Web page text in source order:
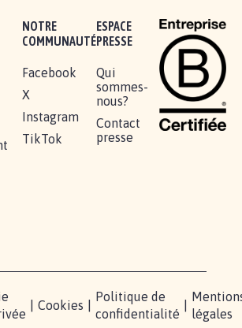
NOTRE
COMMUNAUTÉ
Facebook
X
Instagram
TikTok
ESPACE
PRESSE
Qui
sommes-
nous?
Contact
presse
Cookies
Politique de
confidentialité
légales